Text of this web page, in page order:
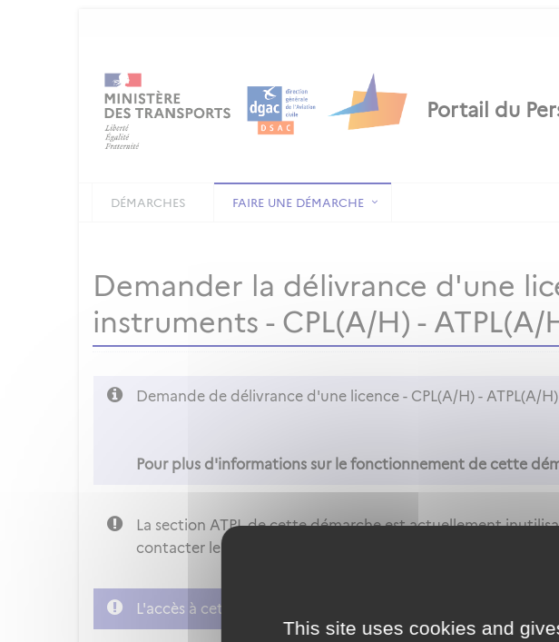
This site uses cookies and
DÉMARCHES FAIRE UNE DÉMARCHE
Demander la délivrance d'une
instruments - CPL(A/H) - ATPL(A/
Demande de délivrance d'une licence - CPL(A/H) - ATPL(A/
Pour plus d'informations sur le fonctionnement de cette
La section ATPL de cette démarche est actuellement
contacter le bureau des licences de Paris lorsque le pôle
L'accès à cette démarche ne vous est pas autorisé. Afin d'y